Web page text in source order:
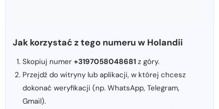
Jak korzystać z tego numeru w Holandii
Skopiuj numer +3197058048681 z góry.
Przejdź do witryny lub aplikacji, w której chcesz
dokonać weryfikacji (np. WhatsApp, Telegram,
Gmail).